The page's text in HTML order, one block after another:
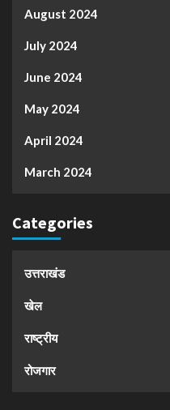
August 2024
July 2024
June 2024
May 2024
April 2024
March 2024
Categories
उत्तराखंड
खेल
राष्ट्रीय
रोजगार